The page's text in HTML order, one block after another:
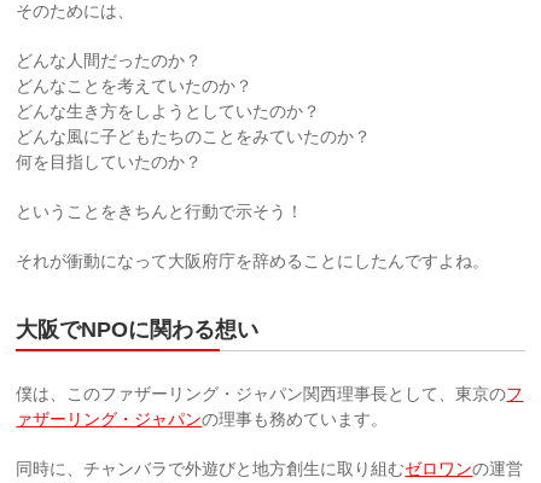
そのためには、
どんな人間だったのか？
どんなことを考えていたのか？
どんな生き方をしようとしていたのか？
どんな風に子どもたちのことをみていたのか？
何を目指していたのか？
ということをきちんと行動で示そう！
それが衝動になって大阪府庁を辞めることにしたんですよね。
大阪でNPOに関わる想い
僕は、このファザーリング・ジャパン関西理事長として、東京のフ
ァザーリング・ジャパンの理事も務めています。
同時に、チャンバラで外遊びと地方創生に取り組むゼロワンの運営